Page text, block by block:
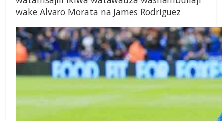
wake Alvaro Morata na James Rodriguez